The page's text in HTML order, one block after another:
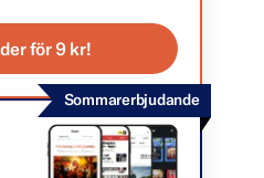
för 9 kr!
Sommarerbjudande